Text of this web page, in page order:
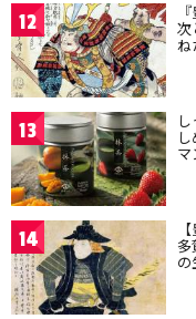
12 次
ね
13
マ
14
の